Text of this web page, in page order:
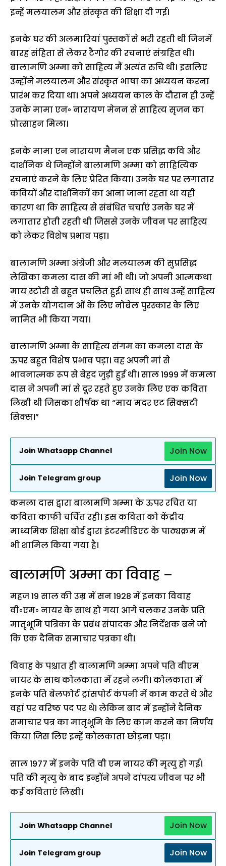
इन्हें मलयालम और संस्कृत की शिक्षा दी गई।
इनके घर की अलमारियां पुस्तकों से भरी रहती थी जिनमें
बारह संहिता से लेकर टैगोर की रचनाएं संग्रहित थी।
बालामणि अम्मा को साहित्य मैं अत्यंत रुचि थी। इसलिए
उन्होंने मलयालम और संस्कृत भाषा का अध्ययन करना
प्रारंभ कर दिया था। अपने अध्ययन काल के दौरान ही उन्हें
उनके मामा एन॰ नारायण मेनन से साहित्य सृजन का
प्रोत्साहन मिला।
इनके मामा एन नारायण मैनन एक प्रसिद्ध कवि और
दार्शनिक थे जिन्होंने बालामणि अम्मा को साहित्यिक
रचनाएं करने के लिए प्रेरित किया। उनके घर पर लगातार
कवियों और दार्शनिकों का आना जाना रहता था यही
कारण था कि साहित्य से संबंधित चर्चाएं उनके घर में
लगातार होती रहती थी जिससे उनके जीवन पर साहित्य
को लेकर विशेष प्रभाव पड़ा।
बालामणि अम्मा अंग्रेजी और मलयालम की सुप्रसिद्ध
लेखिका कमला दास की मां भी थी। जो अपनी आत्मकथा
माय स्टोरी से बहुत प्रचलित हुई। साथ ही साथ उन्हें साहित्य
में उनके योगदान ओं के लिए नोबेल पुरस्कार के लिए
नामित भी किया गया।
बालामणि अम्मा के साहित्य संगम का कमला दास के
ऊपर बहुत विशेष प्रभाव पड़ा। वह अपनी मां से
भावनात्मक रूप से बेहद जुड़ी हुई थी। साल 1999 में कमला
दास ने अपनी मां से दूर रहते हुए उनके लिए एक कविता
लिखी थी जिसका शीर्षक था “माय मदर एट सिक्सटी
सिक्स।”
Join Whatsapp Channel Join Now
Join Telegram group Join Now
कमला दास द्वारा बालामणि अम्मा के ऊपर रचित या
कविता काफी चर्चित रही। इस कविता को केंद्रीय
माध्यमिक शिक्षा बोर्ड द्वारा इंटरमीडिएट के पाठ्यक्रम में
भी शामिल किया गया है।
बालामणि अम्मा का विवाह –
महज 19 साल की उम्र में सन 1928 में इनका विवाह
वी॰एम॰ नायर के साथ हो गया आगे चलकर उनके प्रति
मातृभूमि पत्रिका के प्रबंध संपादक और निर्देशक बने जो
कि एक दैनिक समाचार पत्रका थी।
विवाह के पश्चात ही बालामणि अम्मा अपने पति बीएम
नायर के साथ कोलकाता में रहने लगी। कोलकाता में
इनके पति बेलफोर्ट ट्रांसपोर्ट कंपनी में काम करते थे और
वहां पर वरिष्ठ पद पर थे। लेकिन बाद में इन्होंने दैनिक
समाचार पत्र का मातृभूमि के लिए काम करने का निर्णय
किया जिस लिए इन्हें कोलकाता छोड़ना पड़ा।
साल 1977 में इनके पति वी एम नायर की मृत्यु हो गई।
पति की मृत्यु के बाद इन्होंने अपने दांपत्य जीवन पर भी
कई कविताएं लिखी।
Join Whatsapp Channel Join Now
Join Telegram group Join Now